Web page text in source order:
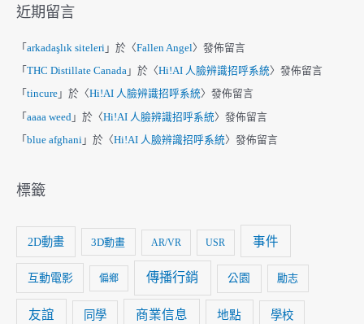
近期留言
「 arkadaşlık siteleri 」於〈Fallen Angel〉發佈留言
「 THC Distillate Canada 」於〈Hi!AI 人臉辨識招呼系統〉發佈留言
「 tincure 」於〈Hi!AI 人臉辨識招呼系統〉發佈留言
「 aaaa weed 」於〈Hi!AI 人臉辨識招呼系統〉發佈留言
「 blue afghani 」於〈Hi!AI 人臉辨識招呼系統〉發佈留言
標籤
2D動畫 3D動畫 AR/VR USR 事件
互動電影 偏鄉 傳播行銷 公園 勵志
友誼 同學 商業信息 地點 學校